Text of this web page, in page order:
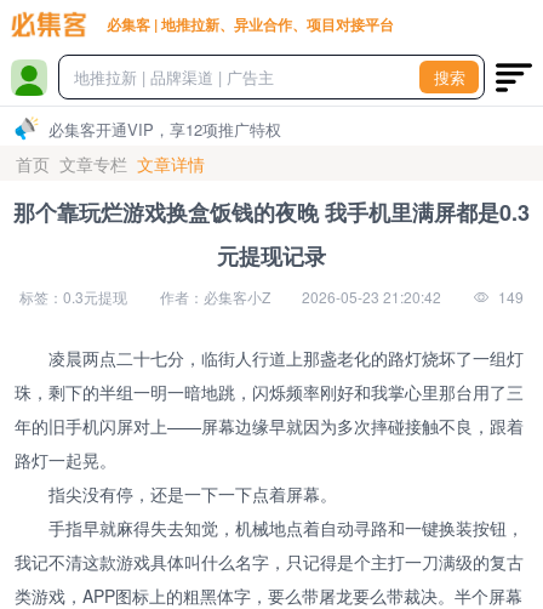
必集客 | 地推拉新、异业合作、项目对接平台
搜索
必集客开通VIP，享12项推广特权
首页 文章专栏 文章详情
那个靠玩烂游戏换盒饭钱的夜晚 我手机里满屏都是0.3
元提现记录
标签：0.3元提现 作者：必集客小Z 2026-05-23 21:20:42 149
凌晨两点二十七分，临街人行道上那盏老化的路灯烧坏了一组灯
珠，剩下的半组一明一暗地跳，闪烁频率刚好和我掌心里那台用了三
年的旧手机闪屏对上——屏幕边缘早就因为多次摔碰接触不良，跟着
路灯一起晃。
指尖没有停，还是一下一下点着屏幕。
手指早就麻得失去知觉，机械地点着自动寻路和一键换装按钮，
我记不清这款游戏具体叫什么名字，只记得是个主打一刀满级的复古
类游戏，APP图标上的粗黑体字，要么带屠龙要么带裁决。半个屏幕